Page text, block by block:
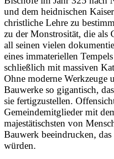
und dem heidnischen
christliche Lehre zu
zu der Monstrosität, die als
all seinen vielen
eines immateriellen
schließlich mit massiven
Ohne moderne Werkzeuge
Bauwerke so gigantisch,
sie fertigzustellen.
Gemeindemitglieder mit
majestätischsten von
Bauwerk beeindrucken,
würden.